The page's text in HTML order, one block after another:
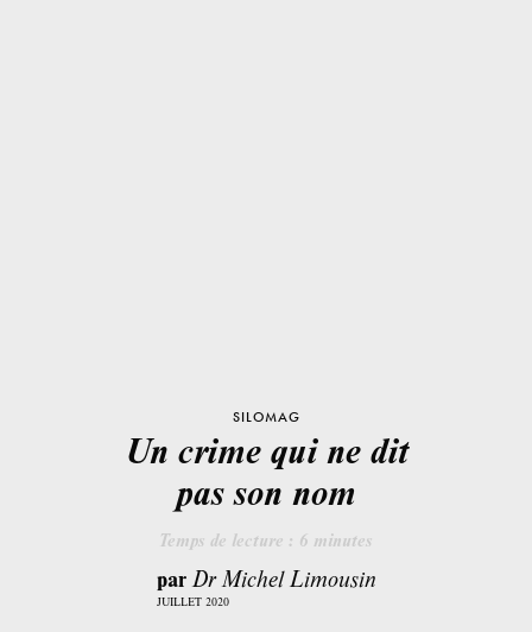
SILOMAG
Un crime qui ne dit
pas son nom
Temps de lecture : 6 minutes
par Dr Michel Limousin
JUILLET 2020